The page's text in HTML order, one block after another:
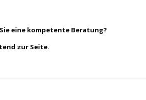
eine kompetente Beratung?
zur Seite.